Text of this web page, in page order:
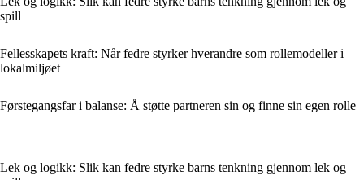
spill
Fellesskapets kraft: Når fedre styrker hverandre som rollemodeller i
lokalmiljøet
Førstegangsfar i balanse: Å støtte partneren sin og finne sin egen rolle
Lek og logikk: Slik kan fedre styrke barns tenkning gjennom lek og